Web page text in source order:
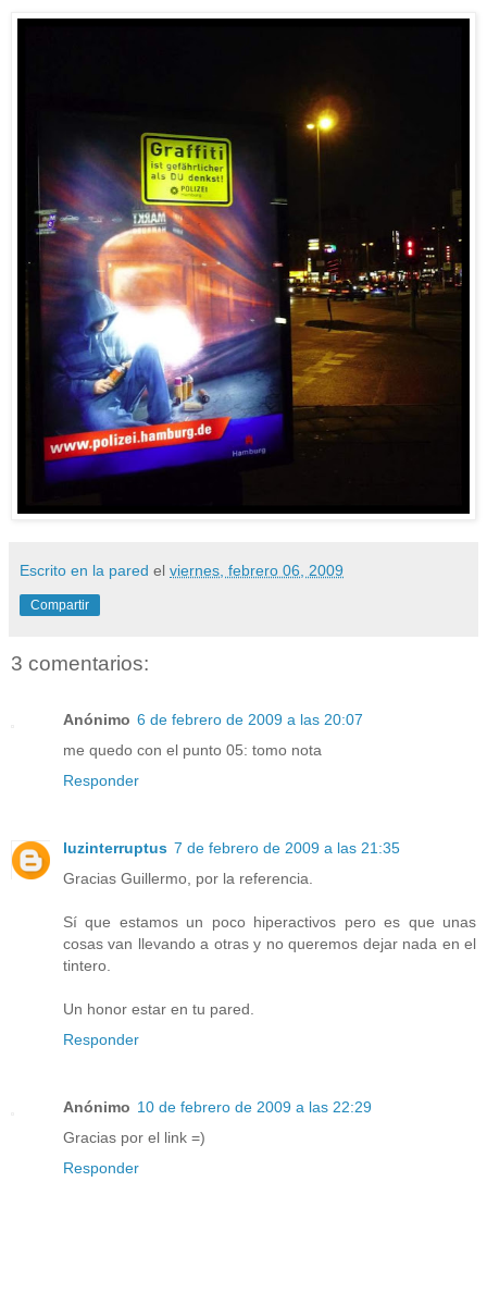
Escrito en la pared el viernes, febrero 06, 2009
Compartir
3 comentarios:
Anónimo 6 de febrero de 2009 a las 20:07
me quedo con el punto 05: tomo nota
Responder
luzinterruptus 7 de febrero de 2009 a las 21:35
Gracias Guillermo, por la referencia.
Sí que estamos un poco hiperactivos pero es que unas
cosas van llevando a otras y no queremos dejar nada en el
tintero.
Un honor estar en tu pared.
Responder
Anónimo 10 de febrero de 2009 a las 22:29
Gracias por el link =)
Responder